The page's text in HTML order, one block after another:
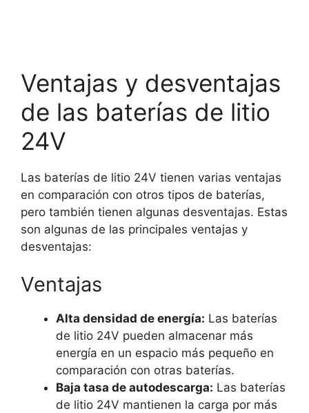
Ventajas y desventajas
de las baterías de litio
24V
Las baterías de litio 24V tienen varias ventajas
en comparación con otros tipos de baterías,
pero también tienen algunas desventajas. Estas
son algunas de las principales ventajas y
desventajas:
Ventajas
Alta densidad de energía: Las baterías
de litio 24V pueden almacenar más
energía en un espacio más pequeño en
comparación con otras baterías.
Baja tasa de autodescarga: Las baterías
de litio 24V mantienen la carga por más